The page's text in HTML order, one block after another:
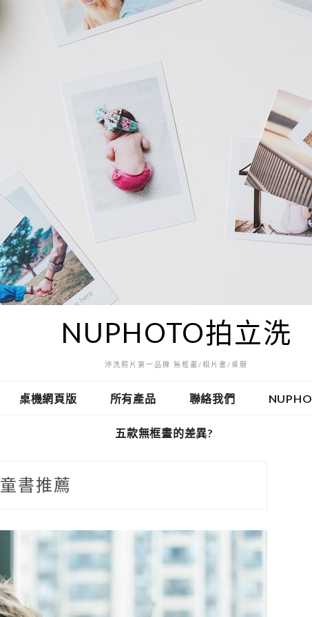
NUPHOTO拍立洗
沖洗照片第一品牌 無框畫/相片書/桌曆
桌機網頁版 所有產品 聯絡我們
五款無框畫的差異?
童書推薦